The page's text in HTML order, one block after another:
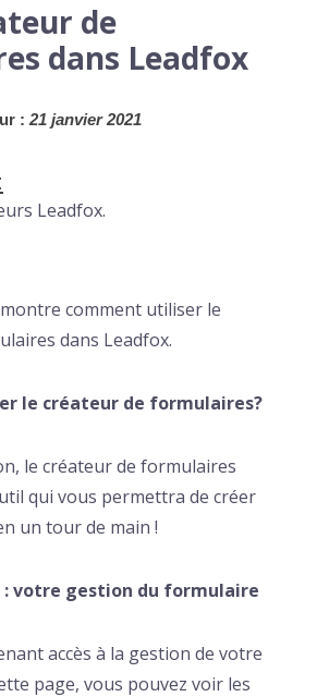
de
dans Leadfox
: 21 janvier 2021
Leadfox.
comment utiliser le
dans Leadfox.
le créateur de formulaires?
le créateur de formulaires
qui vous permettra de créer
un tour de main !
votre gestion du formulaire
accès à la gestion de votre
page, vous pouvez voir les